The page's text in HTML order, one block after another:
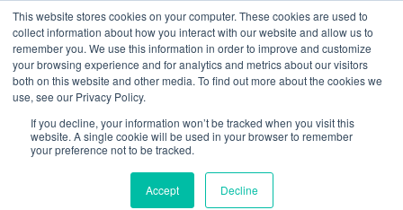
This website stores cookies on your computer. These cookies are used to
collect information about how you interact with our website and allow us to
remember you. We use this information in order to improve and customize
your browsing experience and for analytics and metrics about our visitors
both on this website and other media. To find out more about the cookies we
use, see our Privacy Policy.
If you decline, your information won’t be tracked when you visit this
website. A single cookie will be used in your browser to remember
your preference not to be tracked.
Accept Decline
Aller
au
contenu
principal
01 84 20 18 48
Spécialiste de la formation SST et
de la Formation Incendie
à Paris La Défense depuis 2015